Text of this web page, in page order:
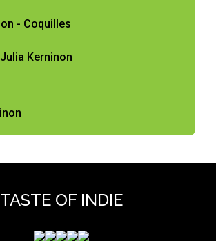
- Coquilles
Kerninon
TASTE OF INDIE